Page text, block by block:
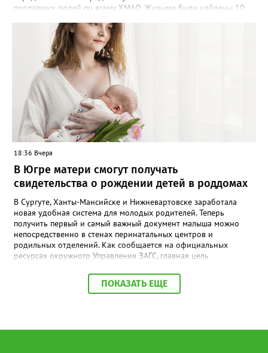
включающих спорт, изучение быта народов России, а также
мероприятия по безопасности, культурной и патриотической
направленности. Мы видим, что дети довольны. За весь летний
период серьёзных нареканий и нарушений не
зафиксировано», — резюмировал он.
пропавших людей по всему ХМАО. Живыми были найдены 10
пресс-службе. В отряде отметили, что до сих пор не нашли трех
пропавших жителей региона, однако их поиски продолжаются -
распространяются ориентировки, проверяются свидетельства.
Ранее Gorod3466.ru сообщал, что большинство случаев
пропажи детей в ХМАО фиксировались в Нижневартовске и
Сургуте.
18:36 Вчера
В Югре матери смогут получать
свидетельства о рождении детей в роддомах
В Сургуте, Ханты-Мансийске и Нижневартовске заработала
новая удобная система для молодых родителей. Теперь
получить первый и самый важный документ малыша можно
непосредственно в стенах перинатальных центров и
родильных отделений. Как сообщается на официальных
ресурсах окружного Управления ЗАГС, главная цель
бюрократии в первые дни после выписки. Специалисты начали
вести прием прямо на базе крупнейших медицинских
обстановке, пока семья еще находится в больнице», —
ПОКАЗАТЬ ЕЩЕ